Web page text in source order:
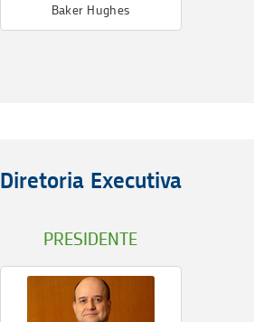
Baker Hughes
Diretoria Executiva
PRESIDENTE